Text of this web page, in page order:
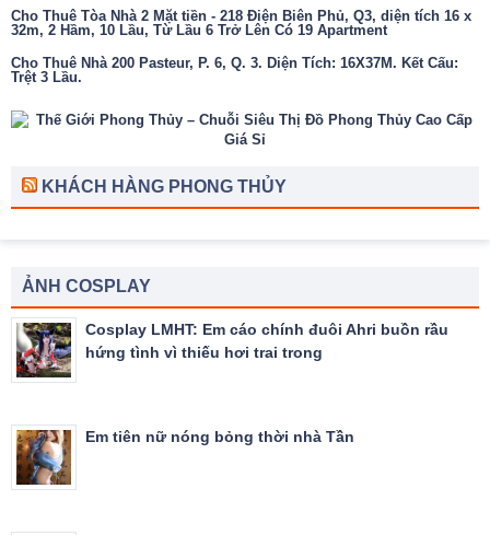
Cho Thuê Tòa Nhà 2 Mặt tiền - 218 Điện Biên Phủ, Q3, diện tích 16 x
32m, 2 Hầm, 10 Lầu, Từ Lầu 6 Trở Lên Có 19 Apartment
Cho Thuê Nhà 200 Pasteur, P. 6, Q. 3. Diện Tích: 16X37M. Kết Cấu:
Trệt 3 Lầu.
KHÁCH HÀNG PHONG THỦY
ẢNH COSPLAY
Cosplay LMHT: Em cáo chính đuôi Ahri buồn rầu
hứng tình vì thiếu hơi trai trong
Em tiên nữ nóng bỏng thời nhà Tần